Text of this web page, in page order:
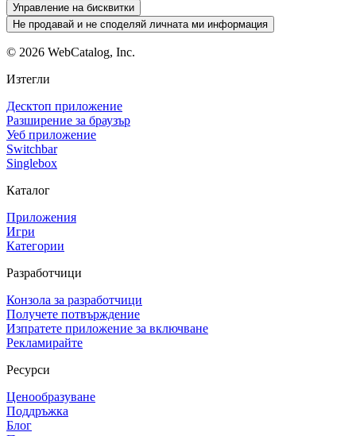
Управление на бисквитки
Не продавай и не споделяй личната ми информация
© 2026 WebCatalog, Inc.
Изтегли
Десктоп приложение
Разширение за браузър
Уеб приложение
Switchbar
Singlebox
Каталог
Приложения
Игри
Категории
Разработчици
Конзола за разработчици
Получете потвърждение
Изпратете приложение за включване
Рекламирайте
Ресурси
Ценообразуване
Поддръжка
Блог